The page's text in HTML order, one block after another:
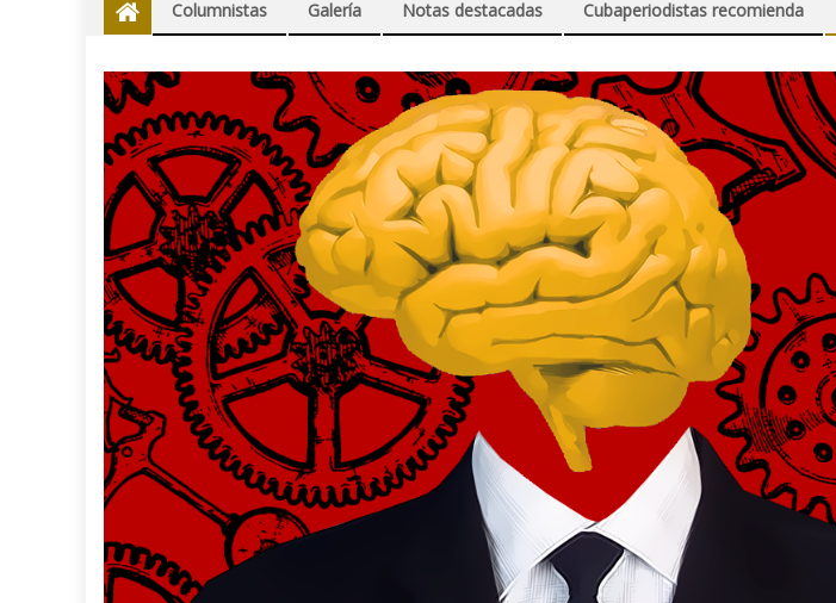
Columnistas Galería Notas destacadas Cubaperiodistas recomienda